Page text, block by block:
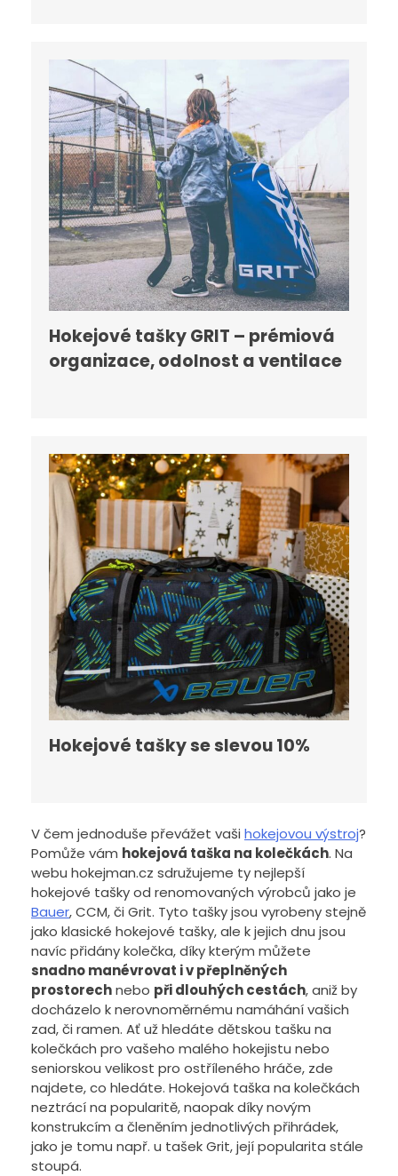
Hokejové tašky GRIT – prémiová
organizace, odolnost a ventilace
Hokejové tašky se slevou 10%
V čem jednoduše převážet vaši hokejovou výstroj?
Pomůže vám hokejová taška na kolečkách. Na
webu hokejman.cz sdružujeme ty nejlepší
hokejové tašky od renomovaných výrobců jako je
Bauer, CCM, či Grit. Tyto tašky jsou vyrobeny stejně
jako klasické hokejové tašky, ale k jejich dnu jsou
navíc přidány kolečka, díky kterým můžete
snadno manévrovat i v přeplněných
prostorechnebo při dlouhých cestách, aniž by
docházelo k nerovnoměrnému namáhání vašich
zad, či ramen. Ať už hledáte dětskou tašku na
kolečkách pro vašeho malého hokejistu nebo
seniorskou velikost pro ostříleného hráče, zde
najdete, co hledáte. Hokejová taška na kolečkách
neztrácí na popularitě, naopak díky novým
konstrukcím a členěním jednotlivých přihrádek,
jako je tomu např. u tašek Grit, její popularita stále
stoupá.